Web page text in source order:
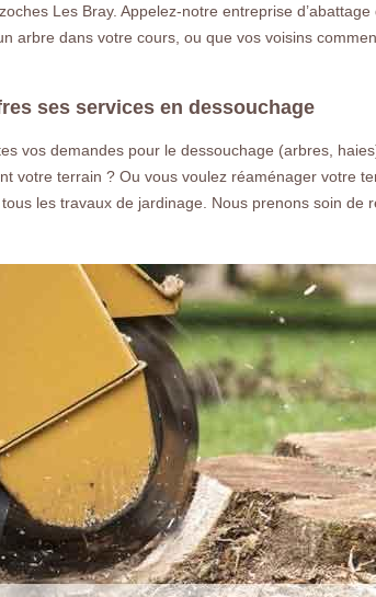
Les Bray. Appelez-notre entreprise d’abattage
dans votre cours, ou que vos voisins
ses services en dessouchage
vos demandes pour le dessouchage (arbres,
votre terrain ? Ou vous voulez réaménager votre
les travaux de jardinage. Nous prenons soin de